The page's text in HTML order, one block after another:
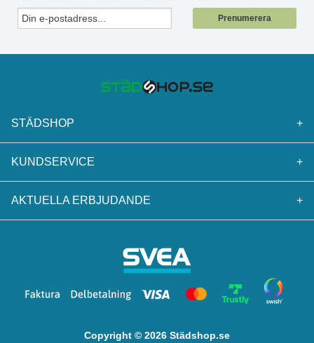
Prenumerera
STÄDSHOP +
KUNDSERVICE +
AKTUELLA ERBJUDANDE +
Copyright © 2026 Städshop.se